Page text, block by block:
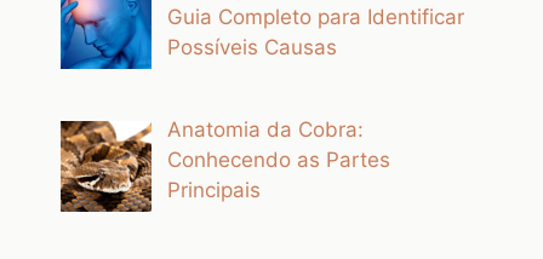
Guia Completo para Identificar
Possíveis Causas
Anatomia da Cobra:
Conhecendo as Partes
Principais